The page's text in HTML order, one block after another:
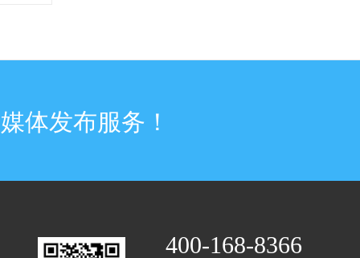
体发布服务！
400-168-8366